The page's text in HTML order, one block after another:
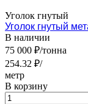
Уголок гнутый
Уголок гнутый
В наличии
75 000 ₽/тонна
254.32 ₽/
метр
В корзину